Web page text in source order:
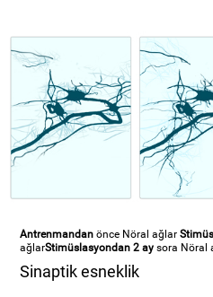
Antrenmandan önce Nöral ağlar
ağlarStimüslasyondan 2 ay sora Nöral
Sinaptik esneklik